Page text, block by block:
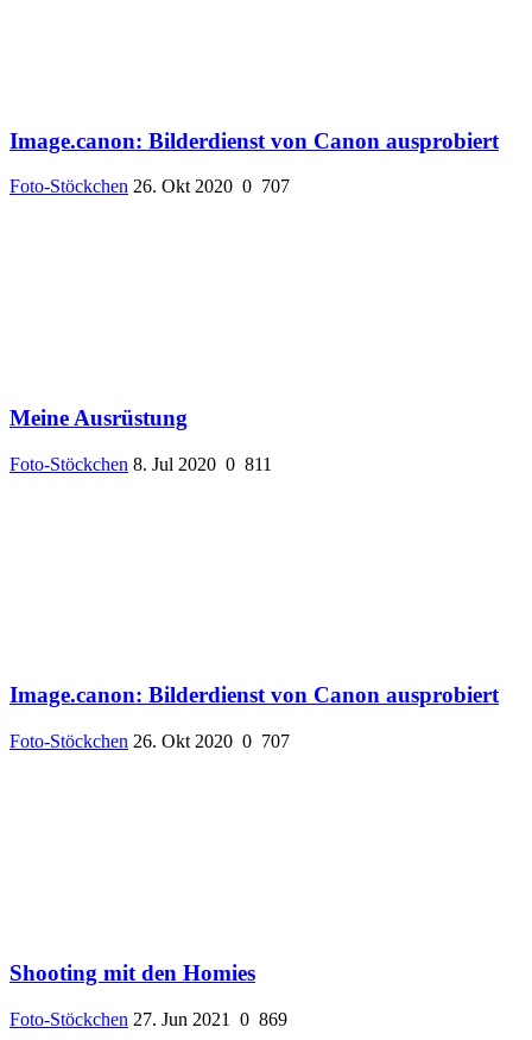
Image.canon: Bilderdienst von Canon ausprobiert
Foto-Stöckchen 26. Okt 2020 0 707
Meine Ausrüstung
Foto-Stöckchen 8. Jul 2020 0 811
Image.canon: Bilderdienst von Canon ausprobiert
Foto-Stöckchen 26. Okt 2020 0 707
Shooting mit den Homies
Foto-Stöckchen 27. Jun 2021 0 869